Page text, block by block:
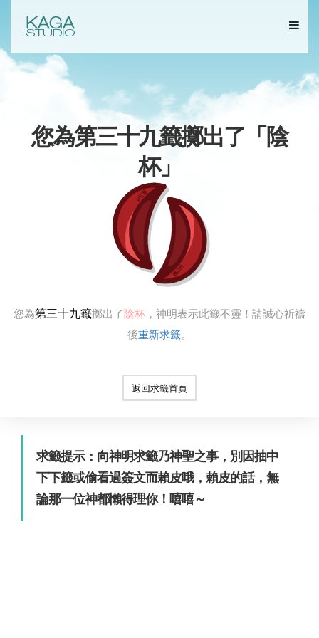
您為第三十九籤擲出了「陰
杯」
您為第三十九籤擲出了陰杯 ，神明表示此籤不靈！請誠心祈禱
後重新求籤。
返回求籤首頁
求籤提示：向神明求籤乃神聖之事，別因抽中
下下籤或偷看過簽文而賴皮哦，賴皮的話，無
論那一位神都懶得理你！嘻嘻～